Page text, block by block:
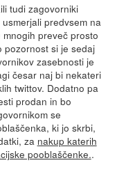
tudi zagovorniki
predvsem na
preveč prosto
pozornost si je sedaj
zasebnosti je
česar naj bi nekateri
twittov. Dodatno pa
prodan in bo
se
ki jo skrbi,
za nakup katerih
pooblaščenke..